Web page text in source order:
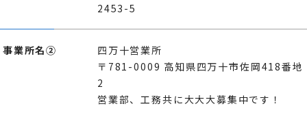
2453-5
事業所名②
四万十営業所
〒781-0009 高知県四万十市佐岡418番地
2
営業部、工務共に大大大募集中です！